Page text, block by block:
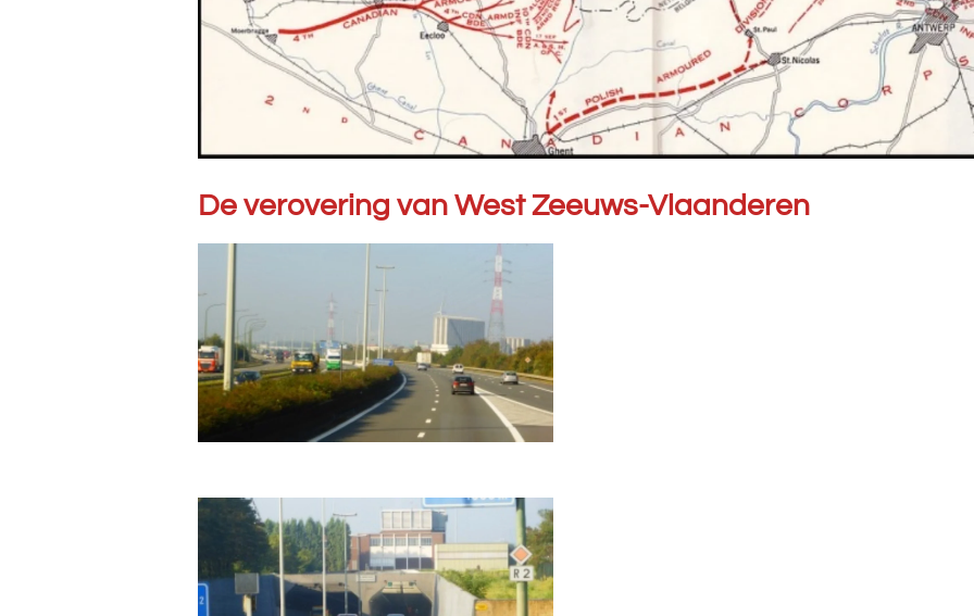
De verovering van West Zeeuws-Vlaanderen